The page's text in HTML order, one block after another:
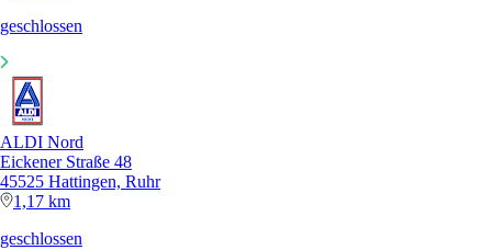
geschlossen
ALDI Nord
Eickener Straße 48
45525 Hattingen, Ruhr
1,17 km
geschlossen